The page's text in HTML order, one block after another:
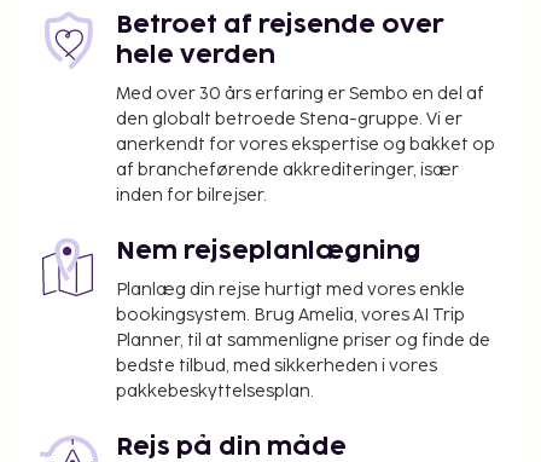
Betroet af rejsende over
hele verden
Med over 30 års erfaring er Sembo en del af
den globalt betroede Stena-gruppe. Vi er
anerkendt for vores ekspertise og bakket op
af brancheførende akkrediteringer, især
inden for bilrejser.
Nem rejseplanlægning
Planlæg din rejse hurtigt med vores enkle
bookingsystem. Brug Amelia, vores AI Trip
Planner, til at sammenligne priser og finde de
bedste tilbud, med sikkerheden i vores
pakkebeskyttelsesplan.
Rejs på din måde